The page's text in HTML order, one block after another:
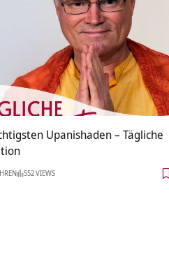
Upanishaden – Tägliche
552 VIEWS